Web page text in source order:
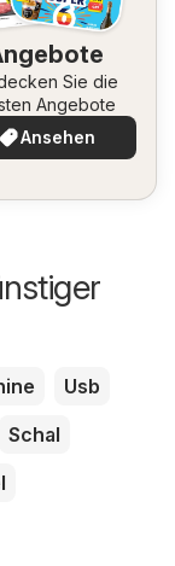
Sie die
Angebote
Ansehen
Usb
Schal